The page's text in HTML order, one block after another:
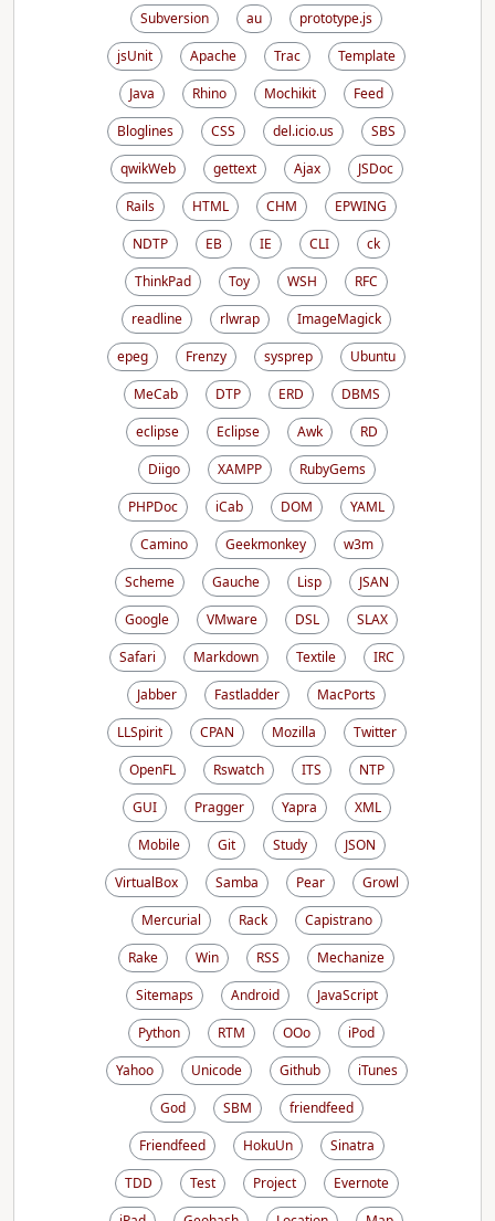
Subversion
au
prototype.js
jsUnit
Apache Trac
Template
Java
Rhino Mochikit
Feed
Bloglines
CSS del.icio.us
SBS
qwikWeb
gettext Ajax
JSDoc
Rails
HTML CHM
EPWING
NDTP
EB IE CLI
ck
ThinkPad
Toy WSH
RFC
readline
rlwrap
ImageMagick
epeg
Frenzy sysprep
Ubuntu
MeCab
DTP ERD
DBMS
eclipse
Eclipse Awk
RD
Diigo
XAMPP
RubyGems
PHPDoc
iCab DOM
YAML
Camino
Geekmonkey
w3m
Scheme
Gauche Lisp
JSAN
Google
VMware DSL
SLAX
Safari
Markdown Textile
IRC
Jabber
Fastladder
MacPorts
LLSpirit
CPAN Mozilla
Twitter
OpenFL
Rswatch ITS
NTP
GUI
Pragger Yapra
XML
Mobile
Git Study
JSON
VirtualBox
Samba Pear
Growl
Mercurial
Rack
Capistrano
Rake
Win RSS
Mechanize
Sitemaps
Android
JavaScript
Python
RTM OOo
iPod
Yahoo
Unicode Github
iTunes
God
SBM
friendfeed
Friendfeed
HokuUn
Sinatra
TDD
Test Project
Evernote